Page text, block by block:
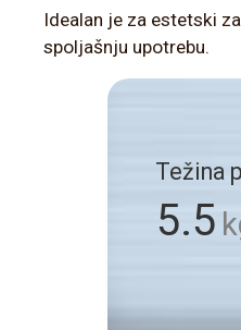
Idealan je za estetski
spoljašnju upotrebu.
Težina
5.5